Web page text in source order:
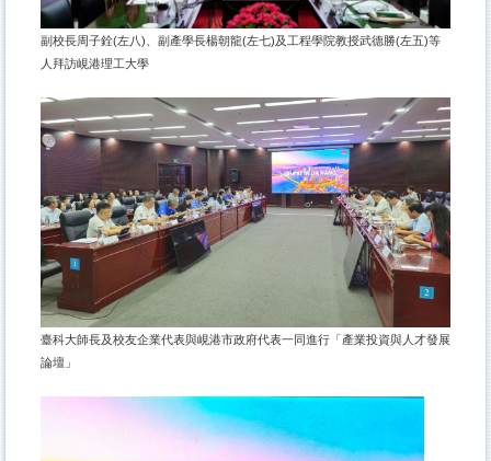
副校長周子銓(左八)、副產學長楊朝龍(左七)及工程學院教授武德勝(左五)等
人拜訪峴港理工大學
臺科大師長及校友企業代表與峴港市政府代表一同進行「產業投資與人才發展
論壇」